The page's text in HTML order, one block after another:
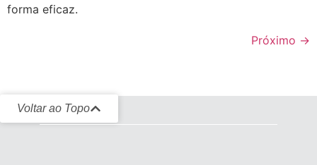
forma eficaz.
Próximo →
Voltar ao Topo